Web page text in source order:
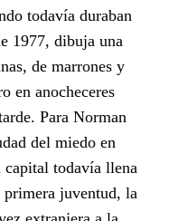
todavía duraban
1977, dibuja una
de marrones y
en anocheceres
Para Norman
del miedo en
capital todavía llena
primera juventud, la